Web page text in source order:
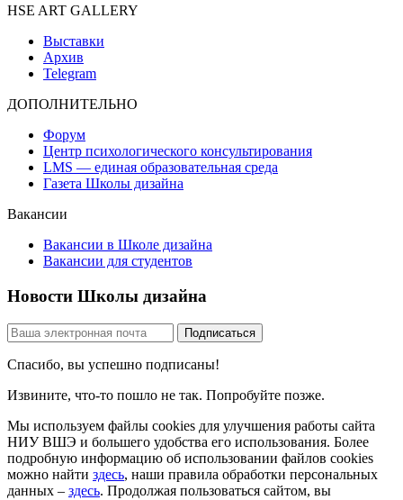
HSE ART GALLERY
Выставки
Архив
Telegram
ДОПОЛНИТЕЛЬНО
Форум
Центр психологического консультирования
LMS — единая образовательная среда
Газета Школы дизайна
Вакансии
Вакансии в Школе дизайна
Вакансии для студентов
Новости Школы дизайна
Спасибо, вы успешно подписаны!
Извините, что-то пошло не так. Попробуйте позже.
Мы используем файлы cookies для улучшения работы сайта
НИУ ВШЭ и большего удобства его использования. Более
подробную информацию об использовании файлов cookies
можно найти здесь, наши правила обработки персональных
данных – здесь. Продолжая пользоваться сайтом, вы